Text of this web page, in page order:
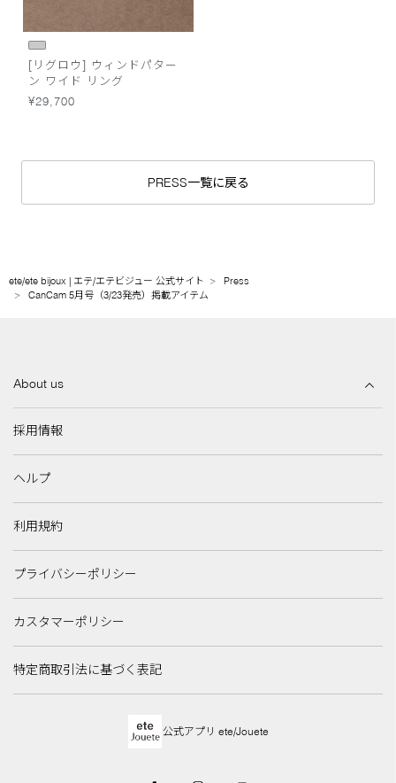
[リグロウ] ウィンドパター
ン ワイド リング
¥29,700
PRESS一覧に戻る
ete/ete bijoux | エテ/エテビジュー 公式サイト
Press
CanCam 5月号（3/23発売）掲載アイテム
About us
採用情報
ヘルプ
利用規約
プライバシーポリシー
カスタマーポリシー
特定商取引法に基づく表記
公式アプリ ete/Jouete